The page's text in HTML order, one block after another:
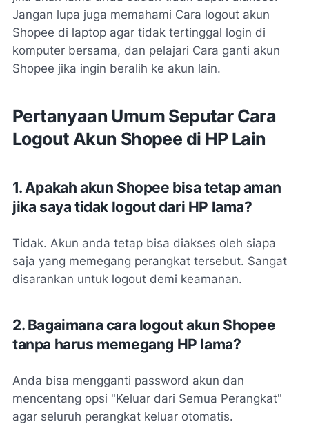
Jangan lupa juga memahami Cara logout akun
Shopee di laptop agar tidak tertinggal login di
komputer bersama, dan pelajari Cara ganti akun
Shopee jika ingin beralih ke akun lain.
Pertanyaan Umum Seputar Cara
Logout Akun Shopee di HP Lain
1. Apakah akun Shopee bisa tetap aman
jika saya tidak logout dari HP lama?
Tidak. Akun anda tetap bisa diakses oleh siapa
saja yang memegang perangkat tersebut. Sangat
disarankan untuk logout demi keamanan.
2. Bagaimana cara logout akun Shopee
tanpa harus memegang HP lama?
Anda bisa mengganti password akun dan
mencentang opsi "Keluar dari Semua Perangkat"
agar seluruh perangkat keluar otomatis.